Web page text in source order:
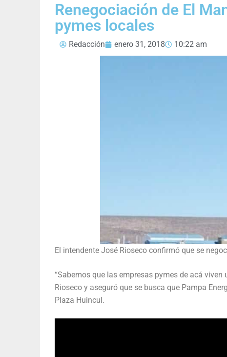
Renegociación de El
pymes locales
Redacción enero 31, 2018 10:22 am
El intendente José Rioseco confirmó que se
“Sabemos que las empresas pymes de acá
Rioseco y aseguró que se busca que Pampa
Plaza Huincul.